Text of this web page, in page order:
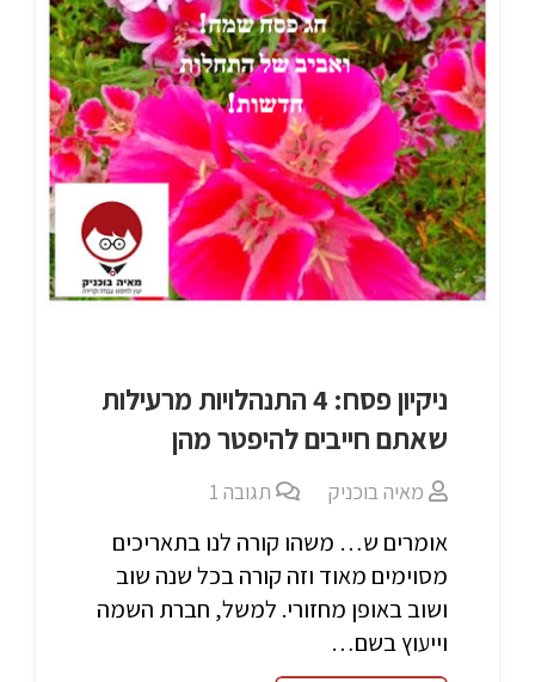
ניקיון פסח: 4 התנהלויות מרעילות
שאתם חייבים להיפטר מהן
מאיה בוכניק תגובה1
אומרים ש… משהו קורה לנו בתאריכים
מסוימים מאוד וזה קורה בכל שנה שוב
ושוב באופן מחזורי. למשל, חברת השמה
וייעוץ בשם…